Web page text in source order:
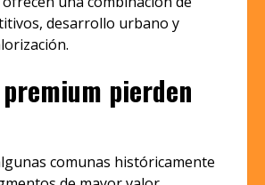
desarrollo urbano y
pierden
comunas históricamente